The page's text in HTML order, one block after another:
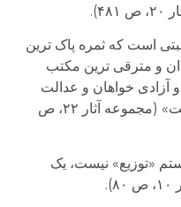
است که ثمره پاک ترین
و مترقی ترین مکتب
آزادی خواهان و عدالت
طلبان، به بشریت عرضه کرده است» (مجموعه آثار ۲۲، ص
«توزیع» نیست، یک